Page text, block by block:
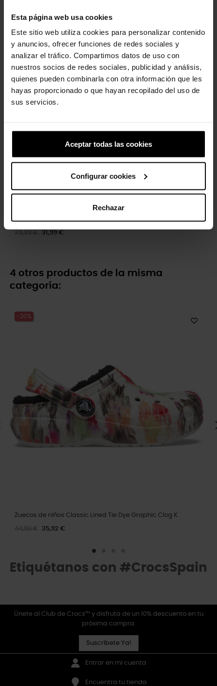
Esta página web usa cookies
Este sitio web utiliza cookies para personalizar contenido
y anuncios, ofrecer funciones de redes sociales y
analizar el tráfico. Compartimos datos de uso con
nuestros socios de redes sociales, publicidad y análisis,
quienes pueden combinarla con otra información que les
hayas proporcionado o que hayan recopilado del uso de
sus servicios.
Aceptar todas las cookies
Configurar cookies
Rechazar
35,92 €
Dinosaurio verde
3,99 €
Crocband™ K
31,99 €
Melocotón
4 otros productos de la misma
categoría:
-20%
Zuecos de niños Classic Lined Tie Dye Graphic Clog K
44,90 € 35,92 €
Etiquétanos con #CrocsSpain
Únete al Club de Crocs™ y disfruta de un 10% descuento en tu
próxima compra.
Suscríbete Ya!
Entrar en mi cuenta
Encuentra tu tienda